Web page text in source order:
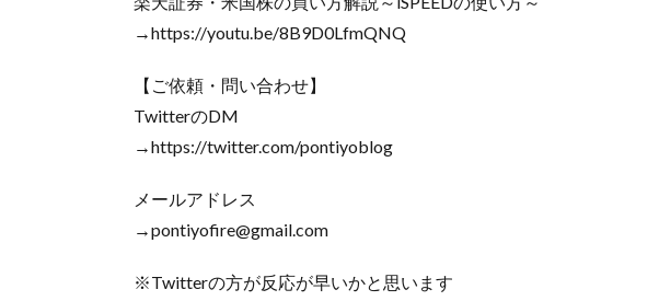
→https://youtu.be/8B9D0LfmQNQ​
【ご依頼・問い合わせ】
TwitterのDM
→https://twitter.com/pontiyoblog
メールアドレス
→pontiyofire@gmail.com
※Twitterの方が反応が早いかと思います